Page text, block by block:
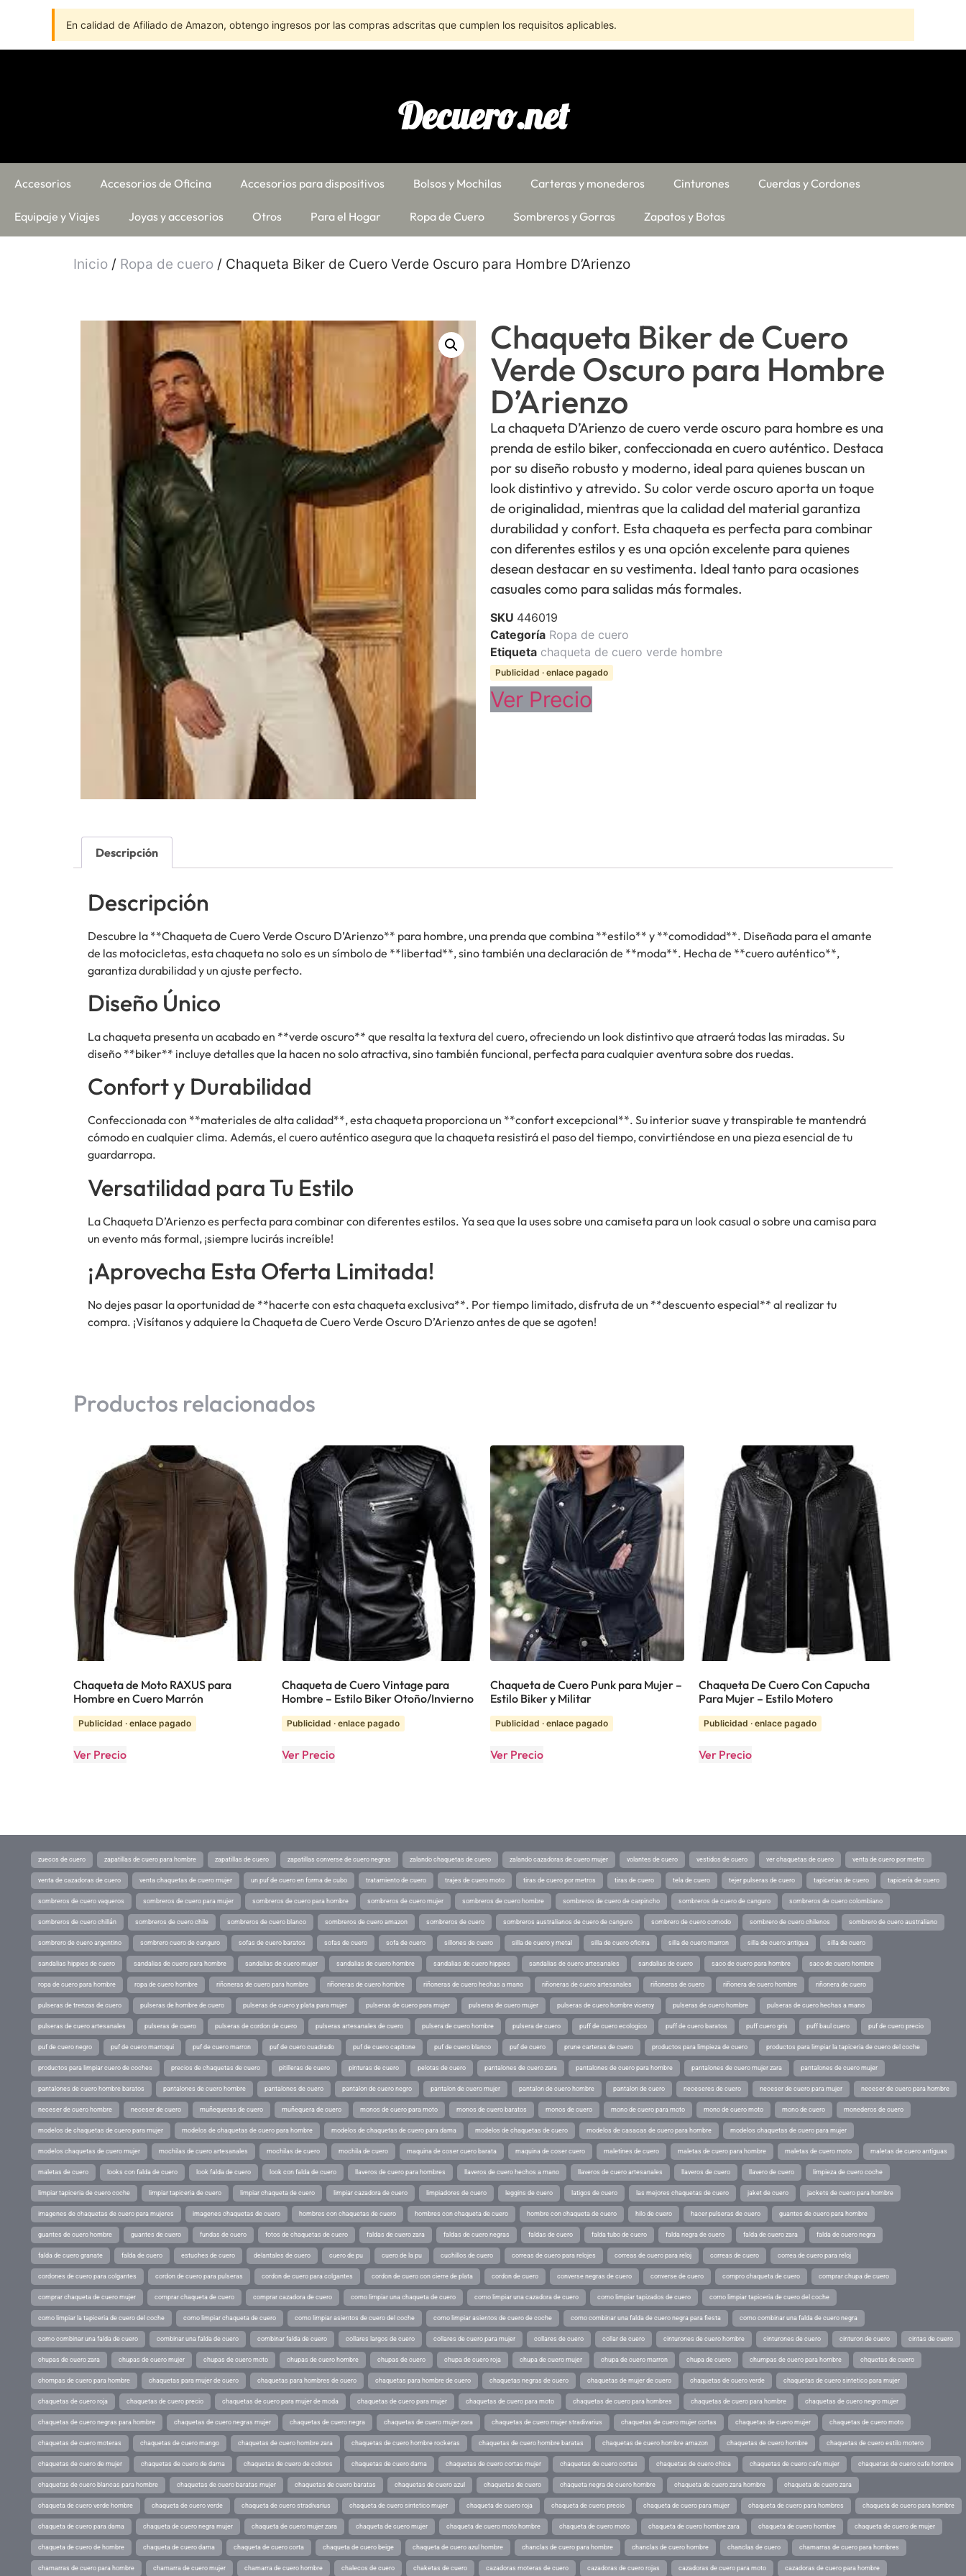
En calidad de Afiliado de Amazon, obtengo ingresos por las compras adscritas que cumplen los requisitos aplicables.
Decuero.net
Accesorios Accesorios de Oficina Accesorios para dispositivos Bolsos y Mochilas Carteras y monederos Cinturones Cuerdas y Cordones
Equipaje y Viajes Joyas y accesorios Otros Para el Hogar Ropa de Cuero Sombreros y Gorras Zapatos y Botas
Inicio / Ropa de cuero / Chaqueta Biker de Cuero Verde Oscuro para Hombre D’Arienzo
Chaqueta Biker de Cuero
Verde Oscuro para Hombre
D’Arienzo
La chaqueta D’Arienzo de cuero verde oscuro para hombre es una
prenda de estilo biker, confeccionada en cuero auténtico. Destaca
por su diseño robusto y moderno, ideal para quienes buscan un
look distintivo y atrevido. Su color verde oscuro aporta un toque
de originalidad, mientras que la calidad del material garantiza
durabilidad y confort. Esta chaqueta es perfecta para combinar
con diferentes estilos y es una opción excelente para quienes
desean destacar en su vestimenta. Ideal tanto para ocasiones
casuales como para salidas más formales.
SKU 446019
Categoría Ropa de cuero
Etiqueta chaqueta de cuero verde hombre
Publicidad · enlace pagado
Ver Precio
Descripción
Descripción
Descubre la **Chaqueta de Cuero Verde Oscuro D’Arienzo** para hombre, una prenda que combina **estilo** y **comodidad**. Diseñada para el amante
de las motocicletas, esta chaqueta no solo es un símbolo de **libertad**, sino también una declaración de **moda**. Hecha de **cuero auténtico**,
garantiza durabilidad y un ajuste perfecto.
Diseño Único
La chaqueta presenta un acabado en **verde oscuro** que resalta la textura del cuero, ofreciendo un look distintivo que atraerá todas las miradas. Su
diseño **biker** incluye detalles que la hacen no solo atractiva, sino también funcional, perfecta para cualquier aventura sobre dos ruedas.
Confort y Durabilidad
Confeccionada con **materiales de alta calidad**, esta chaqueta proporciona un **confort excepcional**. Su interior suave y transpirable te mantendrá
cómodo en cualquier clima. Además, el cuero auténtico asegura que la chaqueta resistirá el paso del tiempo, convirtiéndose en una pieza esencial de tu
guardarropa.
Versatilidad para Tu Estilo
La Chaqueta D’Arienzo es perfecta para combinar con diferentes estilos. Ya sea que la uses sobre una camiseta para un look casual o sobre una camisa para
un evento más formal, ¡siempre lucirás increíble!
¡Aprovecha Esta Oferta Limitada!
No dejes pasar la oportunidad de **hacerte con esta chaqueta exclusiva**. Por tiempo limitado, disfruta de un **descuento especial** al realizar tu
compra. ¡Visítanos y adquiere la Chaqueta de Cuero Verde Oscuro D’Arienzo antes de que se agoten!
Productos relacionados
Chaqueta de Moto RAXUS para
Hombre en Cuero Marrón
Publicidad · enlace pagado
Ver Precio
Chaqueta de Cuero Vintage para
Hombre – Estilo Biker Otoño/Invierno
Publicidad · enlace pagado
Ver Precio
Chaqueta de Cuero Punk para Mujer –
Estilo Biker y Militar
Publicidad · enlace pagado
Ver Precio
Chaqueta De Cuero Con Capucha
Para Mujer – Estilo Motero
Publicidad · enlace pagado
Ver Precio
zuecos de cuero zapatillas de cuero para hombre zapatillas de cuero zapatillas converse de cuero negras zalando chaquetas de cuero zalando cazadoras de cuero mujer volantes de cuero vestidos de cuero ver chaquetas de cuero venta de cuero por metro
venta de cazadoras de cuero venta chaquetas de cuero mujer un puf de cuero en forma de cubo tratamiento de cuero trajes de cuero moto tiras de cuero por metros tiras de cuero tela de cuero tejer pulseras de cuero tapicerias de cuero tapicería de cuero
sombreros de cuero vaqueros sombreros de cuero para mujer sombreros de cuero para hombre sombreros de cuero mujer sombreros de cuero hombre sombreros de cuero de carpincho sombreros de cuero de canguro sombreros de cuero colombiano
sombreros de cuero chillán sombreros de cuero chile sombreros de cuero blanco sombreros de cuero amazon sombreros de cuero sombreros australianos de cuero de canguro sombrero de cuero comodo sombrero de cuero chilenos sombrero de cuero australiano
sombrero de cuero argentino sombrero cuero de canguro sofas de cuero baratos sofas de cuero sofa de cuero sillones de cuero silla de cuero y metal silla de cuero oficina silla de cuero marron silla de cuero antigua silla de cuero
sandalias hippies de cuero sandalias de cuero para hombre sandalias de cuero mujer sandalias de cuero hombre sandalias de cuero hippies sandalias de cuero artesanales sandalias de cuero saco de cuero para hombre saco de cuero hombre
ropa de cuero para hombre ropa de cuero hombre riñoneras de cuero para hombre riñoneras de cuero hombre riñoneras de cuero hechas a mano riñoneras de cuero artesanales riñoneras de cuero riñonera de cuero hombre riñonera de cuero
pulseras de trenzas de cuero pulseras de hombre de cuero pulseras de cuero y plata para mujer pulseras de cuero para mujer pulseras de cuero mujer pulseras de cuero hombre viceroy pulseras de cuero hombre pulseras de cuero hechas a mano
pulseras de cuero artesanales pulseras de cuero pulseras de cordon de cuero pulseras artesanales de cuero pulsera de cuero hombre pulsera de cuero puff de cuero ecologico puff de cuero baratos puff cuero gris puff baul cuero puf de cuero precio
puf de cuero negro puf de cuero marroqui puf de cuero marron puf de cuero cuadrado puf de cuero capitone puf de cuero blanco puf de cuero prune carteras de cuero productos para limpieza de cuero productos para limpiar la tapiceria de cuero del coche
productos para limpiar cuero de coches precios de chaquetas de cuero pitilleras de cuero pinturas de cuero pelotas de cuero pantalones de cuero zara pantalones de cuero para hombre pantalones de cuero mujer zara pantalones de cuero mujer
pantalones de cuero hombre baratos pantalones de cuero hombre pantalones de cuero pantalon de cuero negro pantalon de cuero mujer pantalon de cuero hombre pantalon de cuero neceseres de cuero neceser de cuero para mujer neceser de cuero para hombre
neceser de cuero hombre neceser de cuero muñequeras de cuero muñequera de cuero monos de cuero para moto monos de cuero baratos monos de cuero mono de cuero para moto mono de cuero moto mono de cuero monederos de cuero
modelos de chaquetas de cuero para mujer modelos de chaquetas de cuero para hombre modelos de chaquetas de cuero para dama modelos de chaquetas de cuero modelos de casacas de cuero para hombre modelos chaquetas de cuero para mujer
modelos chaquetas de cuero mujer mochilas de cuero artesanales mochilas de cuero mochila de cuero maquina de coser cuero barata maquina de coser cuero maletines de cuero maletas de cuero para hombre maletas de cuero moto maletas de cuero antiguas
maletas de cuero looks con falda de cuero look falda de cuero look con falda de cuero llaveros de cuero para hombres llaveros de cuero hechos a mano llaveros de cuero artesanales llaveros de cuero llavero de cuero limpieza de cuero coche
limpiar tapiceria de cuero coche limpiar tapiceria de cuero limpiar chaqueta de cuero limpiar cazadora de cuero limpiadores de cuero leggins de cuero latigos de cuero las mejores chaquetas de cuero jaket de cuero jackets de cuero para hombre
imagenes de chaquetas de cuero para mujeres imagenes chaquetas de cuero hombres con chaquetas de cuero hombres con chaqueta de cuero hombre con chaqueta de cuero hilo de cuero hacer pulseras de cuero guantes de cuero para hombre
guantes de cuero hombre guantes de cuero fundas de cuero fotos de chaquetas de cuero faldas de cuero zara faldas de cuero negras faldas de cuero falda tubo de cuero falda negra de cuero falda de cuero zara falda de cuero negra
falda de cuero granate falda de cuero estuches de cuero delantales de cuero cuero de pu cuero de la pu cuchillos de cuero correas de cuero para relojes correas de cuero para reloj correas de cuero correa de cuero para reloj
cordones de cuero para colgantes cordon de cuero para pulseras cordon de cuero para colgantes cordon de cuero con cierre de plata cordon de cuero converse negras de cuero converse de cuero compro chaqueta de cuero comprar chupa de cuero
comprar chaqueta de cuero mujer comprar chaqueta de cuero comprar cazadora de cuero como limpiar una chaqueta de cuero como limpiar una cazadora de cuero como limpiar tapizados de cuero como limpiar tapiceria de cuero del coche
como limpiar la tapiceria de cuero del coche como limpiar chaqueta de cuero como limpiar asientos de cuero del coche como limpiar asientos de cuero de coche como combinar una falda de cuero negra para fiesta como combinar una falda de cuero negra
como combinar una falda de cuero combinar una falda de cuero combinar falda de cuero collares largos de cuero collares de cuero para mujer collares de cuero collar de cuero cinturones de cuero hombre cinturones de cuero cinturon de cuero cintas de cuero
chupas de cuero zara chupas de cuero mujer chupas de cuero moto chupas de cuero hombre chupas de cuero chupa de cuero roja chupa de cuero mujer chupa de cuero marron chupa de cuero chumpas de cuero para hombre chquetas de cuero
chompas de cuero para hombre chaquetas para mujer de cuero chaquetas para hombres de cuero chaquetas para hombre de cuero chaquetas negras de cuero chaquetas de mujer de cuero chaquetas de cuero verde chaquetas de cuero sintetico para mujer
chaquetas de cuero roja chaquetas de cuero precio chaquetas de cuero para mujer de moda chaquetas de cuero para mujer chaquetas de cuero para moto chaquetas de cuero para hombres chaquetas de cuero para hombre chaquetas de cuero negro mujer
chaquetas de cuero negras para hombre chaquetas de cuero negras mujer chaquetas de cuero negra chaquetas de cuero mujer zara chaquetas de cuero mujer stradivarius chaquetas de cuero mujer cortas chaquetas de cuero mujer chaquetas de cuero moto
chaquetas de cuero moteras chaquetas de cuero mango chaquetas de cuero hombre zara chaquetas de cuero hombre rockeras chaquetas de cuero hombre baratas chaquetas de cuero hombre amazon chaquetas de cuero hombre chaquetas de cuero estilo motero
chaquetas de cuero de mujer chaquetas de cuero de dama chaquetas de cuero de colores chaquetas de cuero dama chaquetas de cuero cortas mujer chaquetas de cuero cortas chaquetas de cuero chica chaquetas de cuero cafe mujer chaquetas de cuero cafe hombre
chaquetas de cuero blancas para hombre chaquetas de cuero baratas mujer chaquetas de cuero baratas chaquetas de cuero azul chaquetas de cuero chaqueta negra de cuero hombre chaqueta de cuero zara hombre chaqueta de cuero zara
chaqueta de cuero verde hombre chaqueta de cuero verde chaqueta de cuero stradivarius chaqueta de cuero sintetico mujer chaqueta de cuero roja chaqueta de cuero precio chaqueta de cuero para mujer chaqueta de cuero para hombres chaqueta de cuero para hombre
chaqueta de cuero para dama chaqueta de cuero negra mujer chaqueta de cuero mujer zara chaqueta de cuero mujer chaqueta de cuero moto hombre chaqueta de cuero moto chaqueta de cuero hombre zara chaqueta de cuero hombre chaqueta de cuero de mujer
chaqueta de cuero de hombre chaqueta de cuero dama chaqueta de cuero corta chaqueta de cuero beige chaqueta de cuero azul hombre chanclas de cuero para hombre chanclas de cuero hombre chanclas de cuero chamarras de cuero para hombres
chamarras de cuero para hombre chamarra de cuero mujer chamarra de cuero hombre chalecos de cuero chaketas de cuero cazadoras moteras de cuero cazadoras de cuero rojas cazadoras de cuero para moto cazadoras de cuero para hombre